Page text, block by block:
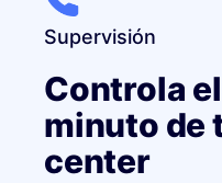
Supervisión
Controla
minuto de
center